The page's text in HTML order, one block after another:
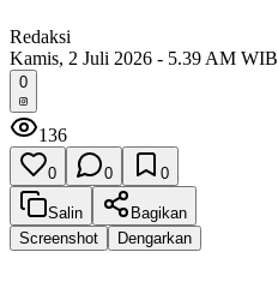
Redaksi
Kamis, 2 Juli 2026 - 5.39 AM WIB
0
136
0 0 0
Salin
Bagikan
Screenshot
Dengarkan